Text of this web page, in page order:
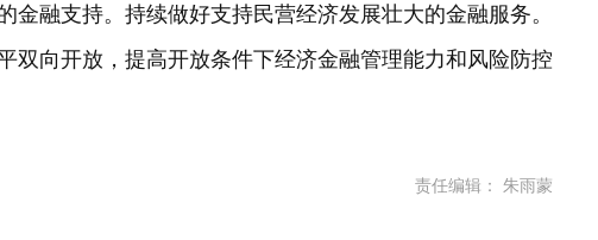
融支持。持续做好支持民营经济发展壮大的金融服务。
双向开放，提高开放条件下经济金融管理能力和风险防控
责任编辑： 朱雨蒙